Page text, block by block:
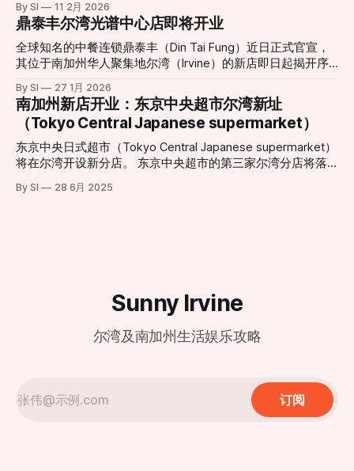
化，同时在灯光效果、乘坐舒适度和整体视野方面做出显著提
升。整合了更先进的可编程LED照明系统，新摩天轮能够演绎
更加丰富多变的灯光秀效果，为夜间游览提供更震撼体验。
项目负责人表示，这一重新设计的娱乐地标不仅是一次设施升
级，更是对整个中心景观与游客体验的重新构想。“新的摩天
轮将成为一个能激发更多记忆与故事的新起点，无论是家庭游
客、情侣约会还是节日庆典，都将成为他们新的集体回忆背
景。”该负责人指出。 随着更新工程的推进，这一城市地标即
罚。这一举动回应了当地社区日益高涨的投诉声浪，也让城市
扩张与工业设施留存之间的矛盾再次成为焦点。 “无法打开的
窗户”：居民忍受度达极限 对于家住Portola Springs社区的居
民Monica Fonta来说，新鲜空气已经成为一种奢侈。她在受访
容，这种气味如同腐烂的垃圾在密闭空间内发酵，且在清晨、
深夜以及圣安娜风盛行时尤为刺鼻。 受影响的范围不仅限于
居住区。据悉，在距离填埋场数英里外的伍德伯里购物中心
（Woodbury Town Center）周边，也能时常闻到类似的酸腐
味。 历史遗留与城市化扩张的碰撞 鲍尔曼垃圾填埋场由橙县
政府所有并运营，自1990年起投入使用。填埋场负责人汤姆·
卡特里利斯（Tom Koutroulis）指出，该场址在30多年前建立
By SI 11 2月 2026
鼎泰丰尔湾光谱中心店即将开业
全球知名的中餐连锁鼎泰丰（Din Tai Fung）近日正式官宣，
其位于南加州华人聚集地尔湾（Irvine）的新店即日起揭开序
中心（Irvine Spectrum Center）迎来了又一重磅餐饮地标。
根据官方公布的信息，尔湾店将采取分阶段开业模式，为顾客
提供精致的用餐体验： * 试营业阶段 (Soft Opening)： 2月6
日至3月1日。此期间将采取预约制，目前已开放预订，旨在为
顾客提供更私密且高水准的先行体验。预约地址：
Opening)： 3月2日正式全面迎客。 现代化设计与经典美味的
By SI 27 1月 2026
南加州新店开业：东京中央超市尔湾新址
（Tokyo Central Japanese supermarket）
东京中央日式超市（Tokyo Central Japanese supermarket）
将在尔湾开设新分店。 东京中央超市的第三家尔湾分店将落
的日式商品，包括新鲜海产、熟食、美妆产品和厨具等。新店
By SI 28 6月 2025
Sunny Irvine
尔湾及南加州生活娱乐攻略
订阅